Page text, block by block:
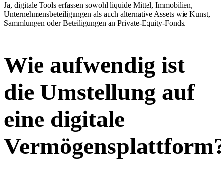
Ja, digitale Tools erfassen sowohl liquide Mittel, Immobilien,
Unternehmensbeteiligungen als auch alternative Assets wie Kunst,
Sammlungen oder Beteiligungen an Private-Equity-Fonds.
Wie aufwendig ist
die Umstellung auf
eine digitale